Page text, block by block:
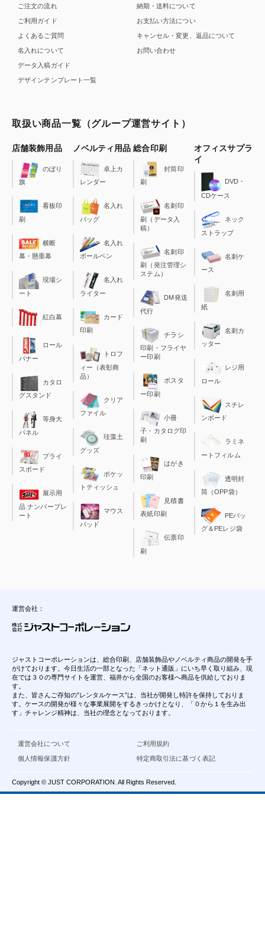
ご注文の流れ
ご利用ガイド
よくあるご質問
名入れについて
データ入稿ガイド
デザインテンプレート一覧
納期・送料について
お支払い方法につい
キャンセル・変更、返品について
お問い合わせ
取扱い商品一覧（グループ運営サイト）
店舗装飾用品
のぼり
旗
看板印
刷
横断
幕・懸垂幕
現場シ
ート
紅白幕
ロール
バナー
カタロ
グスタンド
等身大
パネル
プライ
スボード
展示用
品 ナンバープレ
ート
ノベルティ用品
卓上カ
レンダー
名入れ
バッグ
名入れ
ボールペン
名入れ
ライター
カード
印刷
トロフ
ィー（表彰商
品）
クリア
ファイル
珪藻土
グッズ
ポケッ
トティッシュ
マウス
パッド
総合印刷
封筒印
刷
名刺印
刷（データ入
稿）
名刺印
刷（発注管理シ
ステム）
DM発送
代行
チラシ
印刷・フライヤ
ー印刷
ポスタ
ー印刷
小冊
子・カタログ印
刷
はがき
印刷
見積書
表紙印刷
伝票印
刷
オフィスサプラ
イ
DVD・
CDケース
ネック
ストラップ
名刺ケ
ース
名刺用
紙
名刺カ
ッター
レジ用
ロール
スチレ
ンボード
ラミネ
ートフィルム
透明封
筒（OPP袋）
PEバッ
グ＆PEレジ袋
運営会社：
ジャストコーポレーションは、総合印刷、店舗装飾品やノベルティ商品の開発を手
がけております。今日生活の一部となった「ネット通販」にいち早く取り組み、現
在では３０の専門サイトを運営、福井から全国のお客様へ商品を供給しておりま
す。
また、皆さんご存知の”レンタルケース”は、当社が開発し特許を保持しておりま
す。ケースの開発が様々な事業展開をするきっかけとなり、「０から１を生み出
す」チャレンジ精神は、当社の理念となっております。
運営会社について
個人情報保護方針
ご利用規約
特定商取引法に基づく表記
Copyright © JUST CORPORATION. All Rights Reserved.